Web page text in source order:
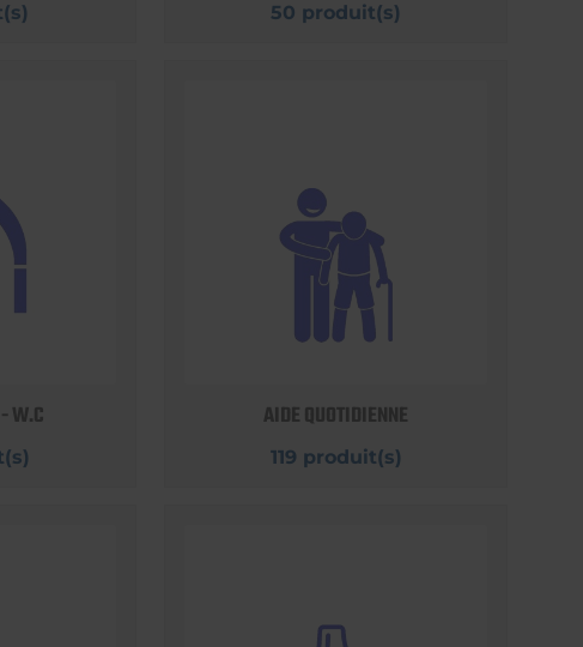
50 produit(s)
W.C AIDE QUOTIDIENNE
119 produit(s)